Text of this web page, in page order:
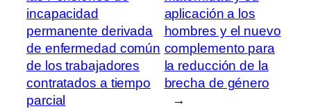
incapacidad
permanente derivada
de enfermedad común
de los trabajadores
contratados a tiempo
parcial
aplicación a los
hombres y el nuevo
complemento para
la reducción de la
brecha de género
→